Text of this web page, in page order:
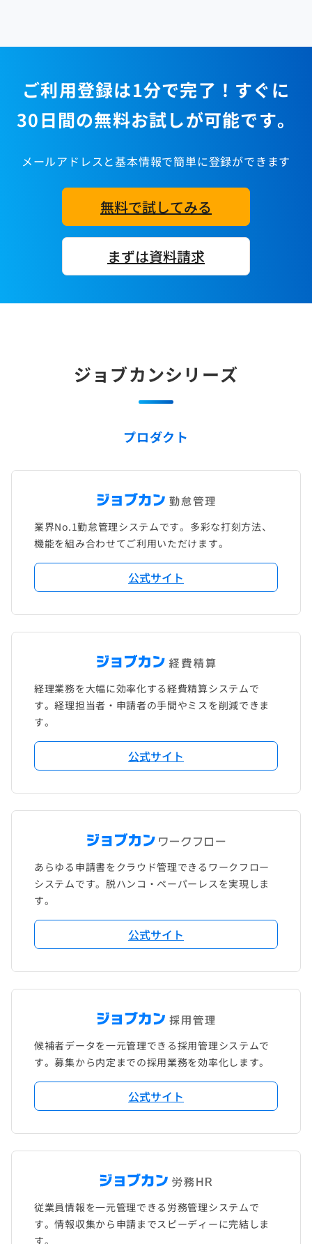
ご利用登録は1分で完了！すぐに
30日間の無料お試しが可能です。
メールアドレスと基本情報で簡単に登録ができます
無料で試してみる
まずは資料請求
ジョブカンシリーズ
プロダクト
業界No.1勤怠管理システムです。多彩な打刻方法、
機能を組み合わせてご利用いただけます。
公式サイト
経理業務を大幅に効率化する経費精算システムで
す。経理担当者・申請者の手間やミスを削減できま
す。
公式サイト
あらゆる申請書をクラウド管理できるワークフロー
システムです。脱ハンコ・ペーパーレスを実現しま
す。
公式サイト
候補者データを一元管理できる採用管理システムで
す。募集から内定までの採用業務を効率化します。
公式サイト
従業員情報を一元管理できる労務管理システムで
す。情報収集から申請までスピーディーに完結しま
す。